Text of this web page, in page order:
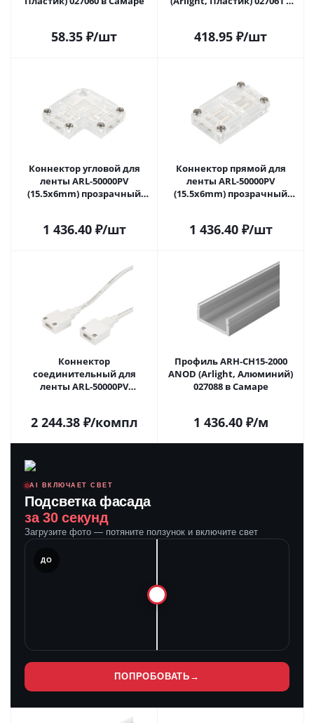
58.35 ₽/шт 418.95 ₽/шт
Коннектор угловой для
ленты ARL-50000PV
(15.5x6mm) прозрачный
1 436.40₽/шт
Коннектор прямой для
ленты ARL-50000PV
(15.5x6mm) прозрачный
1 436.40₽/шт
Коннектор
соединительный для
ленты ARL-50000PV
2 244.38₽/компл
Профиль ARH-CH15-2000
ANOD (Arlight, Алюминий)
027088 в Самаре
1 436.40₽/м
AI ВКЛЮЧАЕТ СВЕТ
Подсветка фасада
за 30 секунд
Загрузите фото — потяните ползунок и включите свет
ДО
ПОПРОБОВАТЬ →